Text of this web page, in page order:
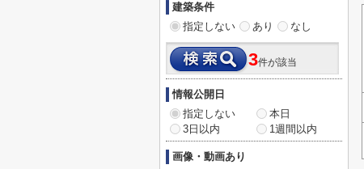
建築条件
指定しない
あり なし
3件が該当
情報公開日
指定しない
本日
3日以内
1週間以内
画像・動画あり